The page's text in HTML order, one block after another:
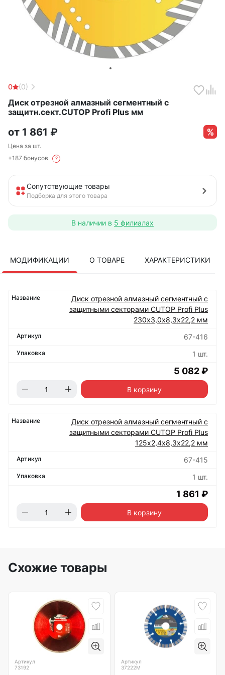
0 (0)
Диск отрезной алмазный сегментный с
защитн.сект.CUTOP Profi Plus мм
от 1 861 ₽
Цена за шт.
+187 бонусов
?
Сопутствующие товары
Подборка для этого товара
В наличии в 5 филиалах
МОДИФИКАЦИИ О ТОВАРЕ ХАРАКТЕРИСТИКИ
Диск отрезной алмазный сегментный с
защитными секторами CUTOP Profi Plus
230х3,0х8,3х22,2 мм
67-416
1 шт.
5 082 ₽
В корзину
Диск отрезной алмазный сегментный с
защитными секторами CUTOP Profi Plus
125х2,4х8,3х22,2 мм
67-415
1 шт.
1 861 ₽
В корзину
Схожие товары
Артикул
73192
Артикул
37222М